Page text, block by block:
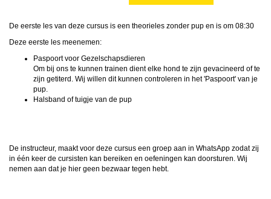
De eerste les van deze cursus is een theorieles zonder pup en is om 08:30
Deze eerste les meenemen:
Paspoort voor Gezelschapsdieren
Om bij ons te kunnen trainen dient elke hond te zijn gevacineerd of te
zijn getiterd. Wij willen dit kunnen controleren in het 'Paspoort' van je
pup.
Halsband of tuigje van de pup
De instructeur, maakt voor deze cursus een groep aan in WhatsApp zodat zij
in één keer de cursisten kan bereiken en oefeningen kan doorsturen. Wij
nemen aan dat je hier geen bezwaar tegen hebt.